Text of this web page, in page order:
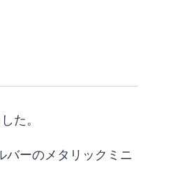
た。
バーのメタリックミニ